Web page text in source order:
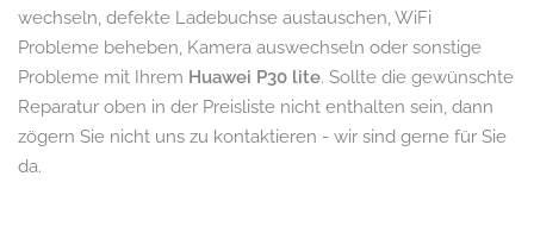
wechseln, defekte Ladebuchse austauschen, WiFi
Probleme beheben, Kamera auswechseln oder sonstige
Probleme mit Ihrem Huawei P30 lite. Sollte die gewünschte
Reparatur oben in der Preisliste nicht enthalten sein, dann
zögern Sie nicht uns zu kontaktieren - wir sind gerne für Sie
da.